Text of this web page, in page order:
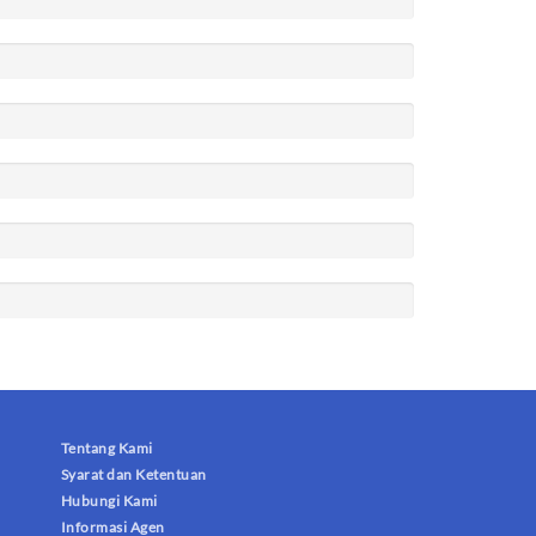
Tentang Kami
Syarat dan Ketentuan
Hubungi Kami
Informasi Agen